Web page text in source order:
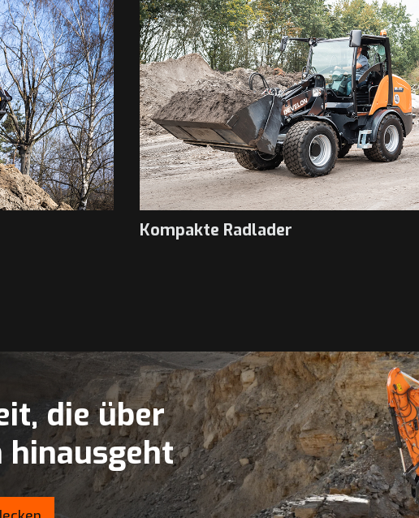
Kompakte Radlader
die über
hinausgeht